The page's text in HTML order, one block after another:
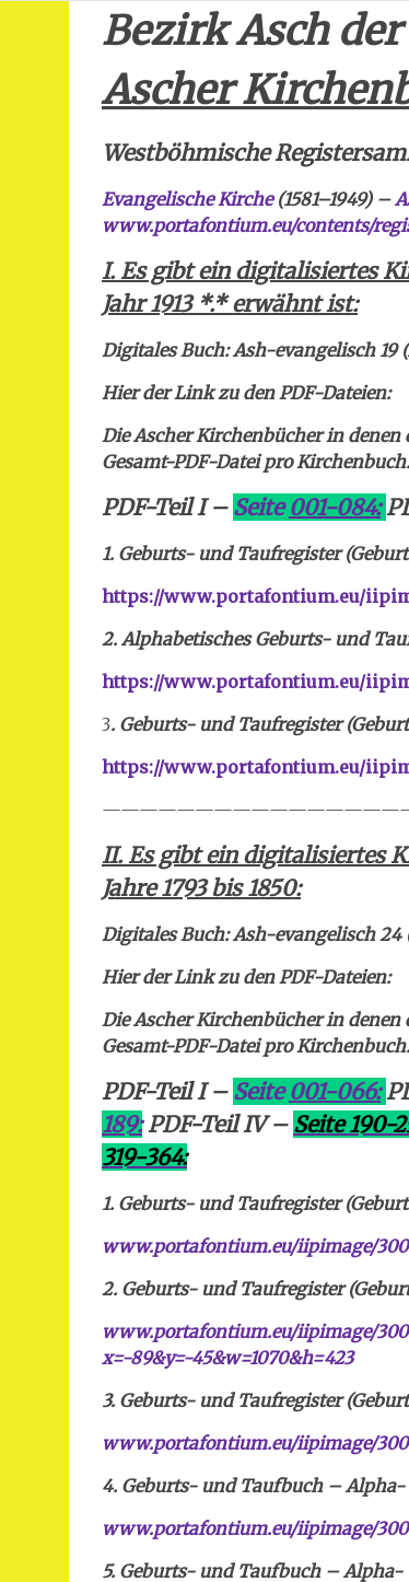
Bezirk Asch der
Ascher
Westböhmische
Evangelische Kirche(1581–1949) –
www.portafontium.eu/contents/
I. Es gibt ein digitalisiertes
Jahr 1913 *.* erwähnt ist:
Digitales Buch: Ash-evangelisch 19
Hier der Link zu den PDF-Dateien:
Die Ascher Kirchenbücher in
Gesamt-PDF-Datei pro Kirchenbuch.
PDF-Teil I – Seite001-084:
1. Geburts- und Taufregister
https://www.portafontium.eu/
2. Alphabetisches Geburts- und
https://www.portafontium.eu/
3. Geburts- und Taufregister
https://www.portafontium.eu/
II. Es gibt ein digitalisiertes
Jahre 1793 bis 1850:
Digitales Buch: Ash-evangelisch 24
Hier der Link zu den PDF-Dateien:
Die Ascher Kirchenbücher in
Gesamt-PDF-Datei pro Kirchenbuch.
PDF-Teil I – Seite001-066:
189: PDF-Teil IV – Seite 190-
319-364:
1. Geburts- und Taufregister
www.portafontium.eu/iipimage/
2. Geburts- und Taufregister
www.portafontium.eu/iipimage/
x=-89&y=-45&w=1070&h=423
3. Geburts- und Taufregister
www.portafontium.eu/iipimage/
4. Geburts- und Taufbuch – Alpha-
www.portafontium.eu/iipimage/
5. Geburts- und Taufbuch – Alpha-